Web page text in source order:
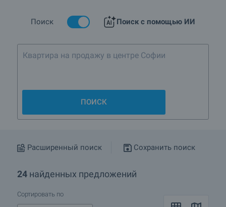
Какие дома предлагаются в Дупница?
Загородные дома — это хит! Какие объекты есть в
районе Дупница?
Поиск Поиск с помощью ИИ
Квартира на продажу в
ПОИСК
Расширенный поиск Сохранить поиск
24 найденных предложений
Сортировать по